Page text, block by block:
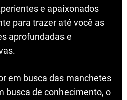
e apaixonados
para trazer até você as
aprofundadas e
em busca das manchetes
busca de conhecimento, o